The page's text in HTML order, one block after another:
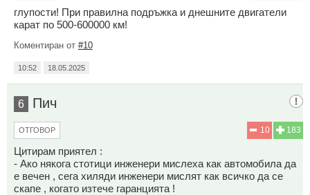
глупости! При правилна подръжка и днешните двигатели
карат по 500-600000 км!
Коментиран от #10
10:52 18.05.2025
6 Пич
183
10
ОТГОВОР
Цитирам приятел :
- Ако някога стотици инженери мислеха как автомобила да
е вечен , сега хиляди инженери мислят как всичко да се
скапе , когато изтече гаранцията !